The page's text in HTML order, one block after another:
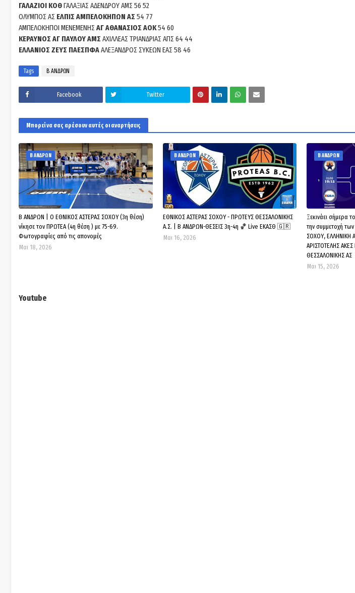
ΓΑΛΑΖΙΟΙ ΚΟΘΓΑΛΑΞΙΑΣ ΑΔΕΝΔΡΟΥ ΑΜΣ 56 52
ΟΛΥΜΠΟΣ ΑΣ ΕΛΠΙΣ ΑΜΠΕΛΟΚΗΠΩΝ ΑΣ 54 77
ΑΜΠΕΛΟΚΗΠΟΙ ΜΕΝΕΜΕΝΗΣ ΑΓ ΑΘΑΝΑΣΙΟΣ ΑΟΚ54 60
ΚΕΡΑΥΝΟΣ ΑΓ ΠΑΥΛΟΥ ΑΜΣ ΑΧΙΛΛΕΑΣ ΤΡΙΑΝΔΡΙΑΣ ΑΠΣ 64 44
ΕΛΛΑΝΙΟΣ ΖΕΥΣ ΠΑΕΣΠΦΑΑΛΕΞΑΝΔΡΟΣ ΣΥΚΕΩΝ ΕΑΣ 58 46
Tags Β ΑΝΔΡΩΝ
Facebook Twitter
Μπορεί να σας αρέσουν αυτές οι αναρτήσεις
Β ΑΝΔΡΩΝ
Β ΑΝΔΡΩΝ | Ο ΕΘΝΙΚΟΣ ΑΣΤΕΡΑΣ ΣΟΧΟΥ (3η θέση)
νίκησε τον ΠΡΩΤΕΑ (4η θέση ) με 75-69.
Φωτογραφίες από τις απονομές
Μαι 18, 2026
Β ΑΝΔΡΩΝ
ΕΘΝΙΚΟΣ ΑΣΤΕΡΑΣ ΣΟΧΟΥ - ΠΡΩΤΕΥΣ ΘΕΣΣΑΛΟΝΙΚΗΣ
Α.Σ. | Β ΑΝΔΡΩΝ-ΘΕΣΕΙΣ 3η-4η 🏀 Live ΕΚΑΣΘ 🇬🇷
Μαι 16, 2026
Β ΑΝΔΡΩΝ
Ξεκινάει σήμερα
την συμμετοχή
ΣΟΧΟΥ, ΕΛΛΗΝΙΚΗ
ΑΡΙΣΤΟΤΕΛΗΣ
ΘΕΣΣΑΛΟΝΙΚΗΣ ΑΣ
Μαι 15, 2026
Youtube